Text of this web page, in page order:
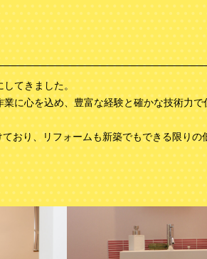
してきました。
に心を込め、豊富な経験と確かな技術力
おり、リフォームも新築でもできる限り